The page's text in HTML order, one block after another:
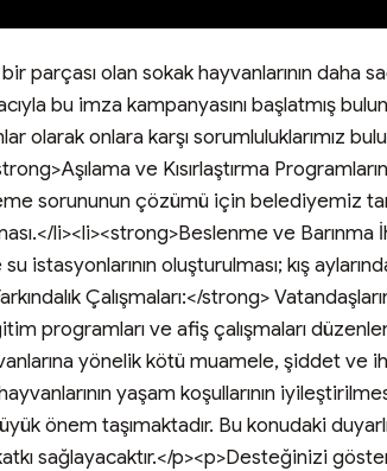
parçası olan sokak hayvanlarının daha
bu imza kampanyasını başlatmış
olarak onlara karşı sorumluluklarımız
ve Kısırlaştırma
sorununun çözümü için belediyemiz
li><li><strong>Beslenme ve Barınma
istasyonlarının oluşturulması; kış
Çalışmaları:</strong>
programları ve afiş çalışmaları
yönelik kötü muamele, şiddet ve
yaşam koşullarının
önem taşımaktadır. Bu konudaki
sağlayacaktır.</p><p>Desteğinizi